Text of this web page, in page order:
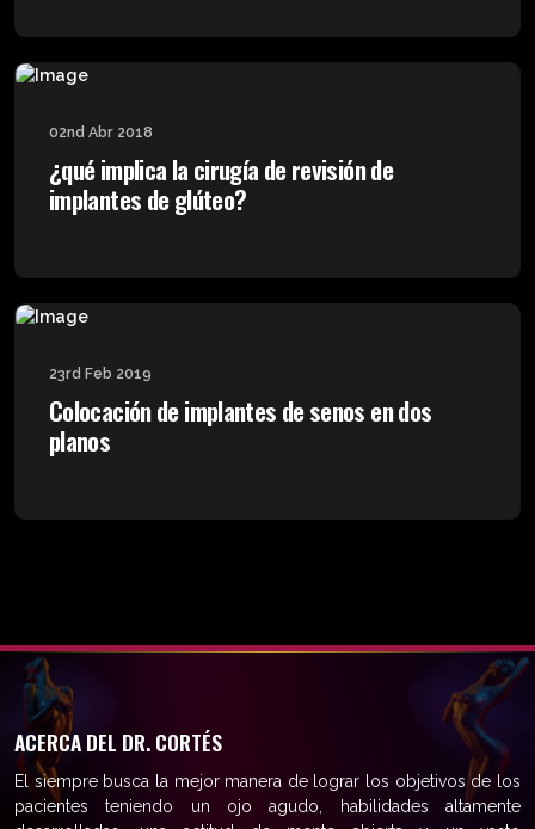
02nd Abr 2018
¿qué implica la cirugía de revisión de
implantes de glúteo?
23rd Feb 2019
Colocación de implantes de senos en dos
planos
ACERCA DEL DR. CORTÉS
El siempre busca la mejor manera de lograr los objetivos de los
pacientes teniendo un ojo agudo, habilidades altamente